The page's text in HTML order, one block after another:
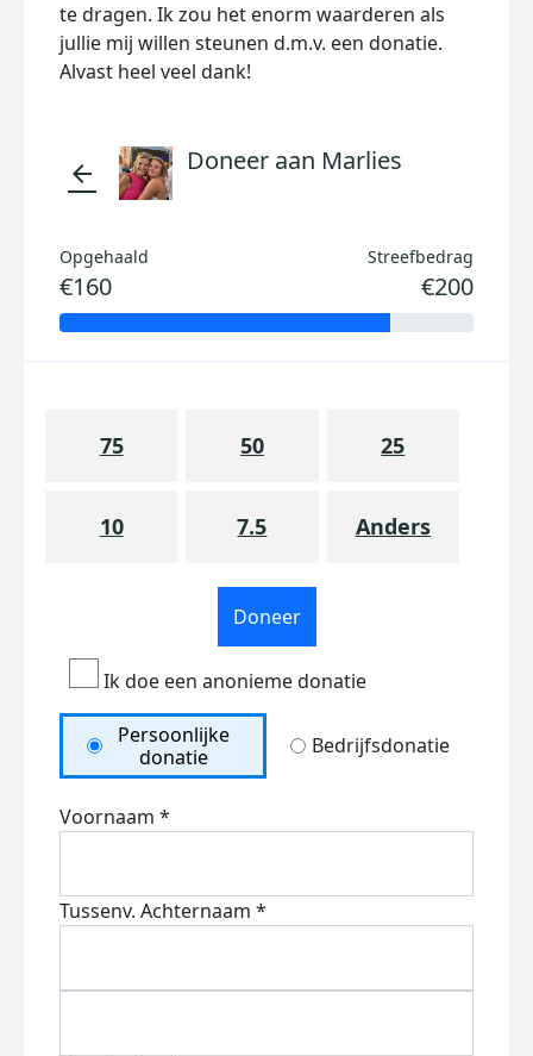
te dragen. Ik zou het enorm waarderen als
jullie mij willen steunen d.m.v. een donatie.
Alvast heel veel dank!
arrow_back Doneer aan Marlies
Opgehaald
€160
Streefbedrag
€200
75 50 25
10 7.5 Anders
Doneer
Ik doe een anonieme donatie
Persoonlijke
donatie
Bedrijfsdonatie
Voornaam *
Tussenv. Achternaam *